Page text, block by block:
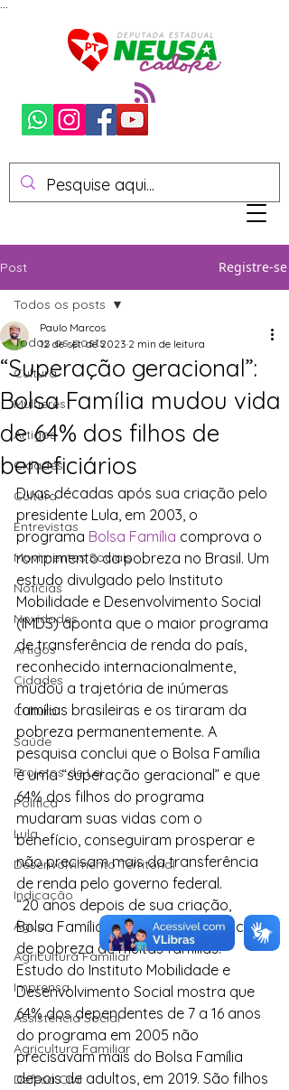
Post Registre-se
Todos os posts
Cultura
Mulheres
Artigos
Cidades
Cultura
Entrevistas
Movimentos Sociais
Notícias
Novidades
Artigos
Cidades
Cultura
Saúde
Projetos de Lei
Política
Lula
Desenvolvimento Territorial
Indicação
Água
Agricultura Familiar
Imprensa
Assistência Social
Agricultura Familiar
Defesa Civil
Todos os posts
“Superação geracional”:
Bolsa Família mudou vida
de 64% dos filhos de
beneficiários
Paulo Marcos
12 de set. de 2023 2 min de leitura
Duas décadas após sua criação pelo
presidente Lula, em 2003, o
programa Bolsa Família comprova o
rompimento da pobreza no Brasil. Um
estudo divulgado pelo Instituto
Mobilidade e Desenvolvimento Social
(IMDS) aponta que o maior programa
de transferência de renda do país,
reconhecido internacionalmente,
mudou a trajetória de inúmeras
famílias brasileiras e os tiraram da
pobreza permanentemente. A
pesquisa conclui que o Bolsa Família
é uma “superação geracional” e que
64% dos filhos do programa
mudaram suas vidas com o
benefício, conseguiram prosperar e
não precisam mais da transferência
de renda pelo governo federal.
“20 anos depois de sua criação,
Bolsa Família prova que rompeu ciclo
de pobreza de muitas famílias.
Estudo do Instituto Mobilidade e
Desenvolvimento Social mostra que
64% dos dependentes de 7 a 16 anos
do programa em 2005 não
precisavam mais do Bolsa Família
depois de adultos, em 2019. São filhos